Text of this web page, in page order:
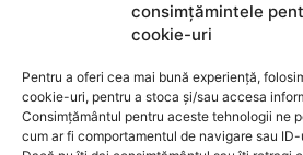
consimțămintele
cookie-uri
Pentru a oferi cea mai bună experiență,
cookie-uri, pentru a stoca și/sau accesa
Consimțământul pentru aceste tehnologii ne
cum ar fi comportamentul de navigare sau
GDPR